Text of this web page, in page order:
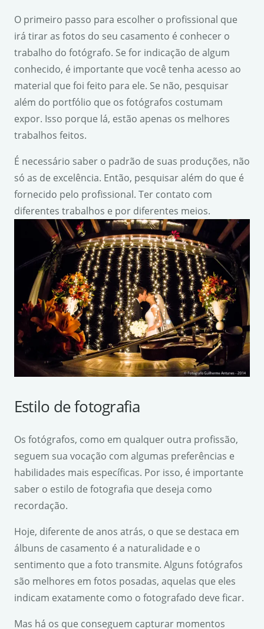
O primeiro passo para escolher o profissional que
irá tirar as fotos do seu casamento é conhecer o
trabalho do fotógrafo. Se for indicação de algum
conhecido, é importante que você tenha acesso ao
material que foi feito para ele. Se não, pesquisar
além do portfólio que os fotógrafos costumam
expor. Isso porque lá, estão apenas os melhores
trabalhos feitos.
É necessário saber o padrão de suas produções, não
só as de excelência. Então, pesquisar além do que é
fornecido pelo profissional. Ter contato com
diferentes trabalhos e por diferentes meios.
Estilo de fotografia
Os fotógrafos, como em qualquer outra profissão,
seguem sua vocação com algumas preferências e
habilidades mais específicas. Por isso, é importante
saber o estilo de fotografia que deseja como
recordação.
Hoje, diferente de anos atrás, o que se destaca em
álbuns de casamento é a naturalidade e o
sentimento que a foto transmite. Alguns fotógrafos
são melhores em fotos posadas, aquelas que eles
indicam exatamente como o fotografado deve ficar.
Mas há os que conseguem capturar momentos